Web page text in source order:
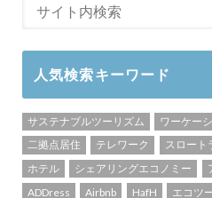
人気検索キーワード
サステナブルツーリズム ワーケー
二拠点居住
テレワーク スロート
ホテル
シェアリングエコノミー
ADDress
Airbnb HafH エコツ